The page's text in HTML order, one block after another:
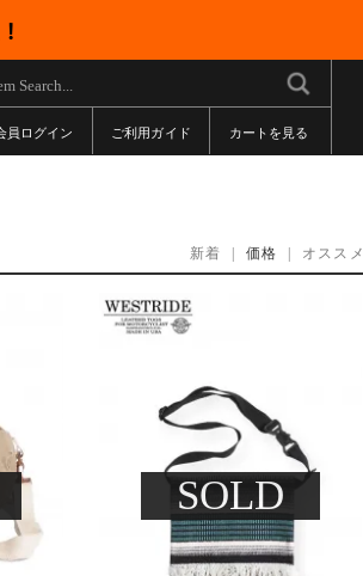
員ログイン ご利用ガイド カートを見る
新着 価格 オススメ
SOLD